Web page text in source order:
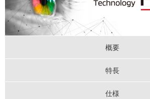
概要
特長
仕様